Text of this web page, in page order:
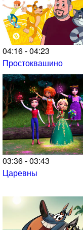
04:16 - 04:23
Простоквашино
03:36 - 03:43
Царевны